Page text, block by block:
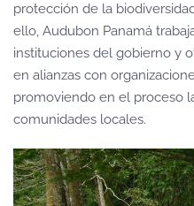
protección de la
ello, Audubon Panamá
instituciones del gobierno y
en alianzas con
promoviendo en el proceso
comunidades locales.